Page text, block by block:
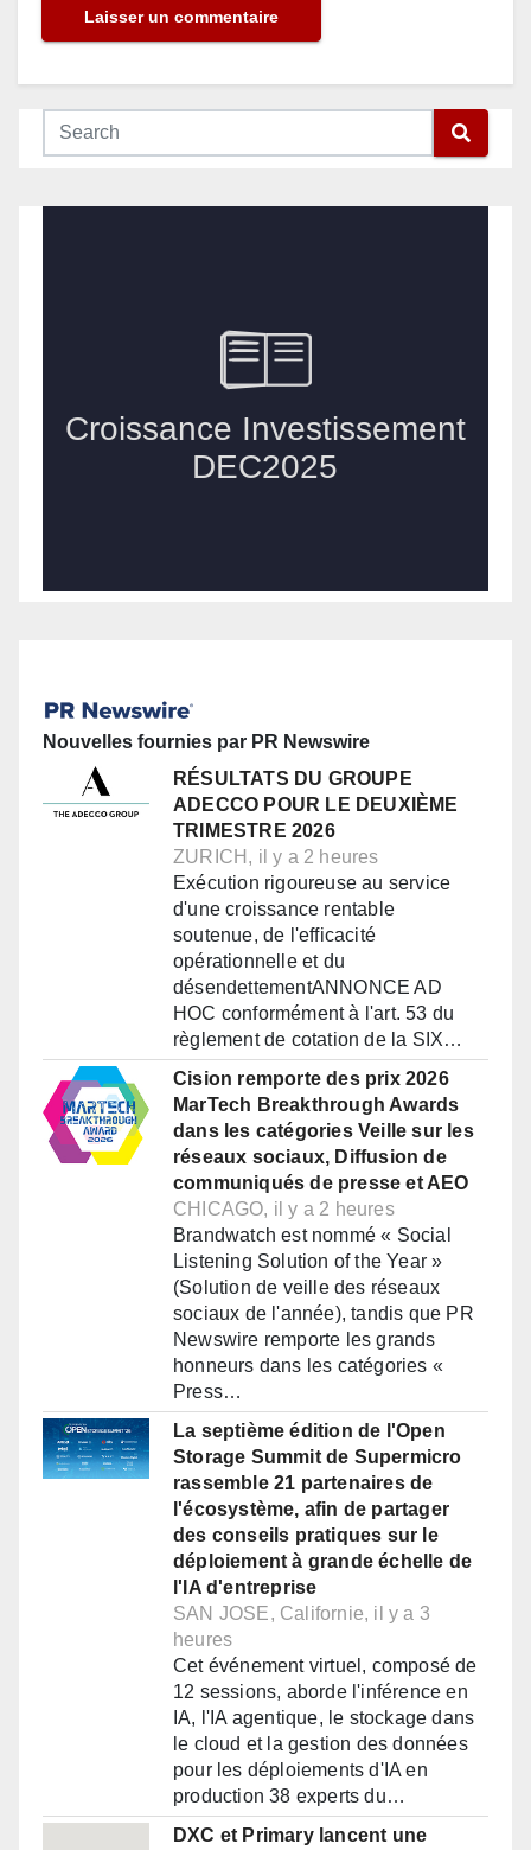
Nouvelles fournies par PR Newswire
RÉSULTATS DU GROUPE
ADECCO POUR LE DEUXIÈME
TRIMESTRE 2026
ZURICH, il y a 2 heures
Exécution rigoureuse au service
d'une croissance rentable
soutenue, de l'efficacité
opérationnelle et du
désendettementANNONCE AD
HOC conformément à l'art. 53 du
règlement de cotation de la SIX…
Cision remporte des prix 2026
MarTech Breakthrough Awards
dans les catégories Veille sur les
réseaux sociaux, Diffusion de
communiqués de presse et AEO
CHICAGO, il y a 2 heures
Brandwatch est nommé « Social
Listening Solution of the Year »
(Solution de veille des réseaux
sociaux de l'année), tandis que PR
Newswire remporte les grands
honneurs dans les catégories «
Press…
La septième édition de l'Open
Storage Summit de Supermicro
rassemble 21 partenaires de
l'écosystème, afin de partager
des conseils pratiques sur le
déploiement à grande échelle de
l'IA d'entreprise
SAN JOSE, Californie, il y a 3
heures
Cet événement virtuel, composé de
12 sessions, aborde l'inférence en
IA, l'IA agentique, le stockage dans
le cloud et la gestion des données
pour les déploiements d'IA en
production 38 experts du…
DXC et Primary lancent une